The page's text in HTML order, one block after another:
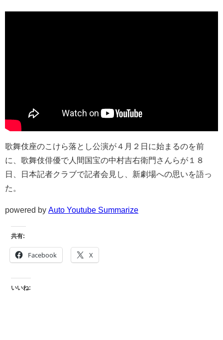
歌舞伎座のこけら落とし公演が４月２日に始まるのを前
に、歌舞伎俳優で人間国宝の中村吉右衛門さんらが１８
日、日本記者クラブで記者会見し、新劇場への思いを語っ
た。
powered by Auto Youtube Summarize
共有:
Facebook X
いいね: